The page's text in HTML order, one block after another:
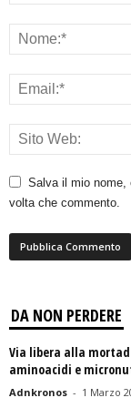
Salva il mio nome,
volta che commento.
DA NON PERDERE
Via libera alla
aminoacidi e
Adnkronos - 1 Marzo